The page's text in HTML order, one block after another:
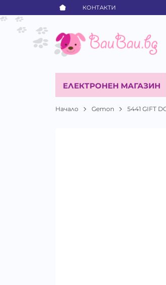
КОНТАКТИ
ЕЛЕКТРОНЕН МАГАЗИН
Начало Gemon 5441 GIFT